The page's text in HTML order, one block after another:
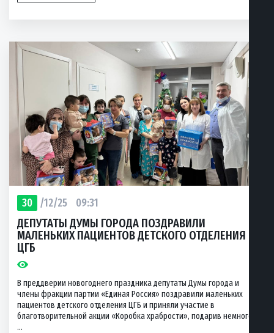
30 /12/25 09:31
ДЕПУТАТЫ ДУМЫ ГОРОДА ПОЗДРАВИЛИ
МАЛЕНЬКИХ ПАЦИЕНТОВ ДЕТСКОГО ОТДЕЛЕНИЯ
ЦГБ
В преддверии новогоднего праздника депутаты Думы города и
члены фракции партии «Единая Россия» поздравили маленьких
пациентов детского отделения ЦГБ и приняли участие в
благотворительной акции «Коробка храбрости», подарив немного
...